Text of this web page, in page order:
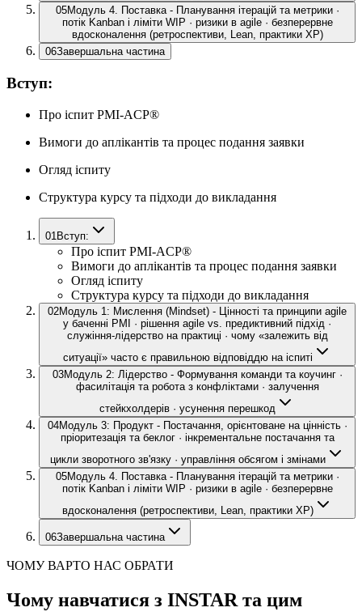
05Модуль 4. Поставка - Планування ітерацій та метрики ·
потік Kanban і ліміти WIP · ризики в agile · безперервне
вдосконалення (ретроспективи, Lean, практики XP)
06Завершальна частина
Вступ:
Про іспит PMI-ACP®
Вимоги до аплікантів та процес подання заявки
Огляд іспиту
Структура курсу та підходи до викладання
01 Вступ:
Про іспит PMI-ACP®
Вимоги до аплікантів та процес подання заявки
Огляд іспиту
Структура курсу та підходи до викладання
02Модуль 1: Мислення (Mindset) - Цінності та принципи agile
у баченні PMI · рішення agile vs. предиктивний підхід ·
служіння-лідерство на практиці · чому «залежить від
ситуації» часто є правильною відповіддю на іспиті
03Модуль 2: Лідерство - Формування команди та коучинг ·
фасилітація та робота з конфліктами · залучення
стейкхолдерів · усунення перешкод
04Модуль 3: Продукт - Постачання, орієнтоване на цінність ·
пріоритезація та беклог · інкрементальне постачання та
цикли зворотного зв'язку · управління обсягом і змінами
05Модуль 4. Поставка - Планування ітерацій та метрики ·
потік Kanban і ліміти WIP · ризики в agile · безперервне
вдосконалення (ретроспективи, Lean, практики XP)
06Завершальна частина
ЧОМУ ВАРТО НАС ОБРАТИ
Чому навчатися з INSTAR та цим